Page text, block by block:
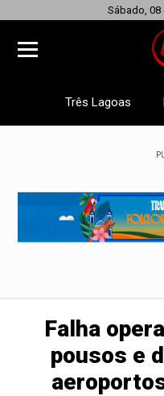
Sábado,
Três Lagoas
Falha
pousos e